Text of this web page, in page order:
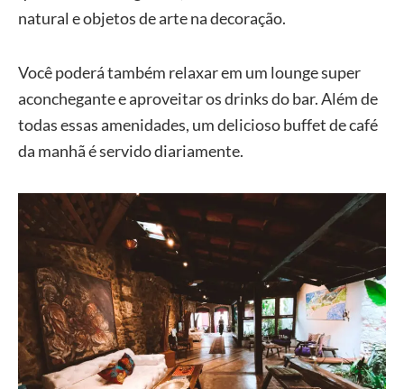
natural e objetos de arte na decoração.
Você poderá também relaxar em um lounge super
aconchegante e aproveitar os drinks do bar. Além de
todas essas amenidades, um delicioso buffet de café
da manhã é servido diariamente.